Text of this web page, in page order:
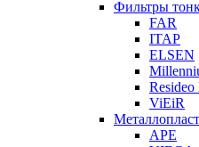
Фильтры
FAR
ITAP
ELSEN
Resideo
ViEiR
APE